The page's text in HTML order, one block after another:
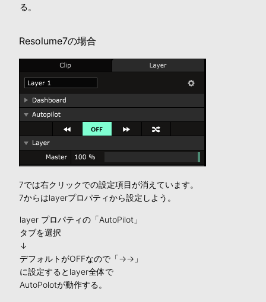
る。
Resolume7の場合
7では右クリックでの設定項目が消えています。
7からはlayerプロパティから設定しよう。
layer プロパティの「AutoPilot」
タブを選択
↓
デフォルトがOFFなので「→→」
に設定するとlayer全体で
AutoPolotが動作する。